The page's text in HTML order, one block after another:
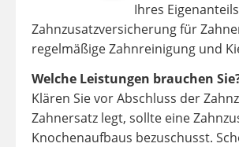
Ihres
Zahnzusatzversicherung für
regelmäßige Zahnreinigung und
Welche Leistungen brauchen
Klären Sie vor Abschluss der
Zahnersatz legt, sollte eine
Knochenaufbaus bezuschusst.